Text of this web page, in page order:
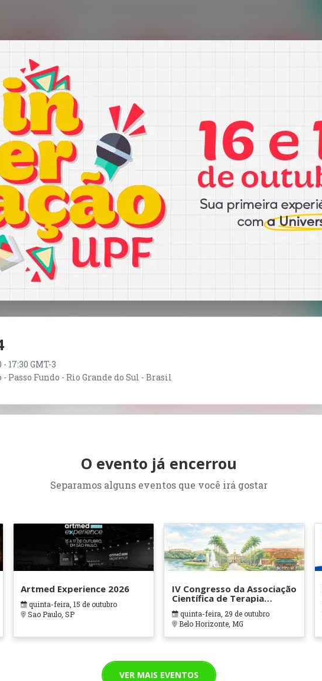
- 17:30 GMT-3
Passo Fundo - Rio Grande do Sul - Brasil
O evento já encerrou
Separamos alguns eventos que você irá gostar
Artmed Experience 2026
quinta-feira, 15 de outubro
Sao Paulo, SP
IV Congresso da Associação
Científica de Terapia
Ocupacional em Contextos
Hospitalares e Cuidados
Paliativos - ATOHOSP
quinta-feira, 29 de outubro
Belo Horizonte, MG
VER MAIS EVENTOS